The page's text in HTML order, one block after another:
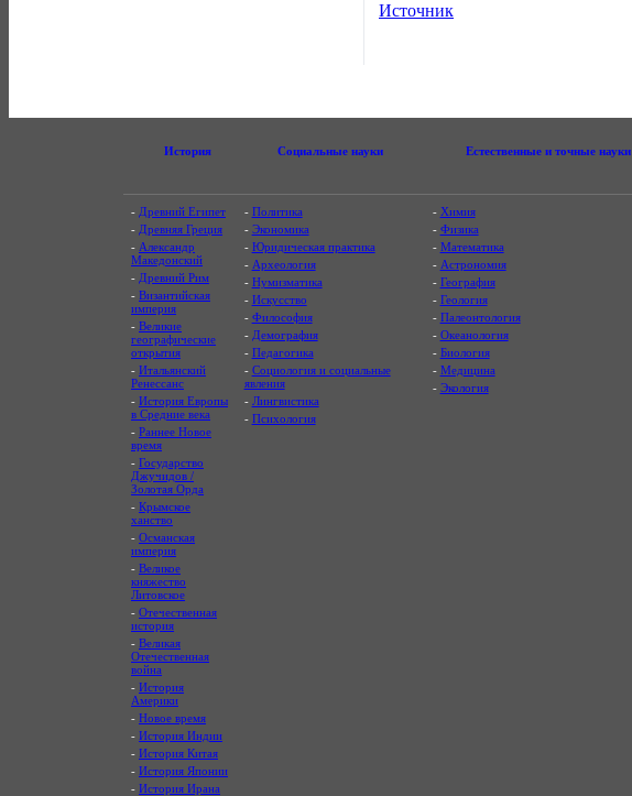
Источник
История Социальные науки Естественные и точные науки
- Древний Египет
- Древняя Греция
- Александр
Македонский
- Древний Рим
- Византийская
империя
- Великие
географические
открытия
- Итальянский
Ренессанс
- История Европы
в Средние века
- Раннее Новое
время
- Государство
Джучидов /
Золотая Орда
- Крымское
ханство
- Османская
империя
- Великое
княжество
Литовское
- Отечественная
история
- Великая
Отечественная
война
- История
Америки
- Новое время
- История Индии
- История Китая
- История Японии
- История Ирана
- Политика
- Экономика
- Юридическая практика
- Археология
- Нумизматика
- Искусство
- Философия
- Демография
- Педагогика
- Социология и социальные
явления
- Лингвистика
- Психология
- Химия
- Физика
- Математика
- Астрономия
- География
- Геология
- Палеонтология
- Океанология
- Биология
- Медицина
- Экология